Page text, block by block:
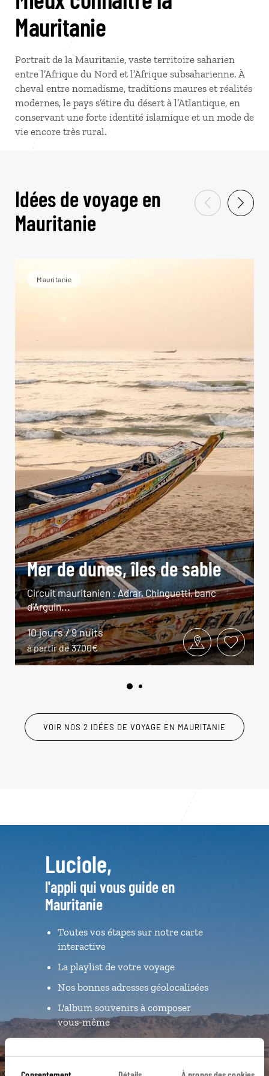
Mauritanie
Portrait de la Mauritanie, vaste territoire saharien
entre l’Afrique du Nord et l’Afrique subsaharienne. À
cheval entre nomadisme, traditions maures et réalités
modernes, le pays s’étire du désert à l’Atlantique, en
conservant une forte identité islamique et un mode de
vie encore très rural.
Idées de voyage en
Mauritanie
Mauritanie
Mer de dunes, îles de sable
Circuit mauritanien : Adrar, Chinguetti, banc
d’Arguin...
10 jours / 9 nuits
à partir de 3700€
VOIR NOS 2 IDÉES DE VOYAGE EN MAURITANIE
Luciole,
l'appli qui vous guide en
Mauritanie
Toutes vos étapes sur notre carte
interactive
La playlist de votre voyage
Nos bonnes adresses géolocalisées
L'album souvenirs à composer
vous-même